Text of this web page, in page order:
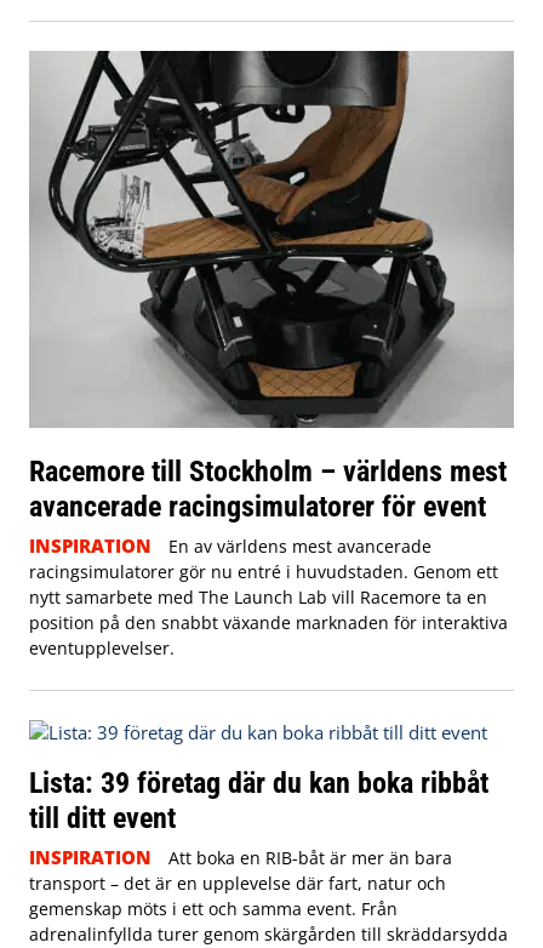
Racemore till Stockholm – världens mest
avancerade racingsimulatorer för event
INSPIRATION
En av världens mest avancerade
racingsimulatorer gör nu entré i huvudstaden. Genom ett
nytt samarbete med The Launch Lab vill Racemore ta en
position på den snabbt växande marknaden för interaktiva
eventupplevelser.
Lista: 39 företag där du kan boka ribbåt
till ditt event
INSPIRATION
Att boka en RIB-båt är mer än bara
transport – det är en upplevelse där fart, natur och
gemenskap möts i ett och samma event. Från
adrenalinfyllda turer genom skärgården till skräddarsydda